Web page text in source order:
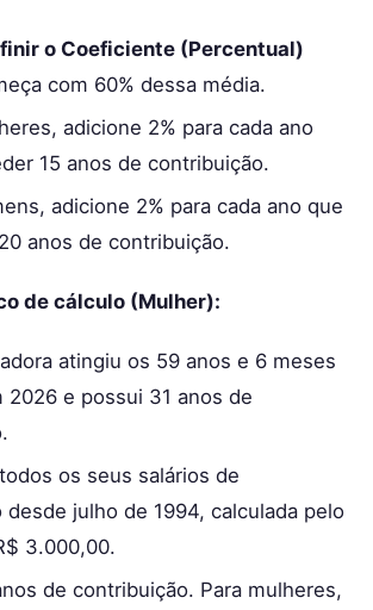
o Coeficiente (Percentual)
com 60% dessa média.
adicione 2% para cada ano
15 anos de contribuição.
adicione 2% para cada ano que
anos de contribuição.
de cálculo (Mulher):
atingiu os 59 anos e 6 meses
2026 e possui 31 anos de
os seus salários de
desde julho de 1994, calculada pelo
3.000,00.
de contribuição. Para mulheres,